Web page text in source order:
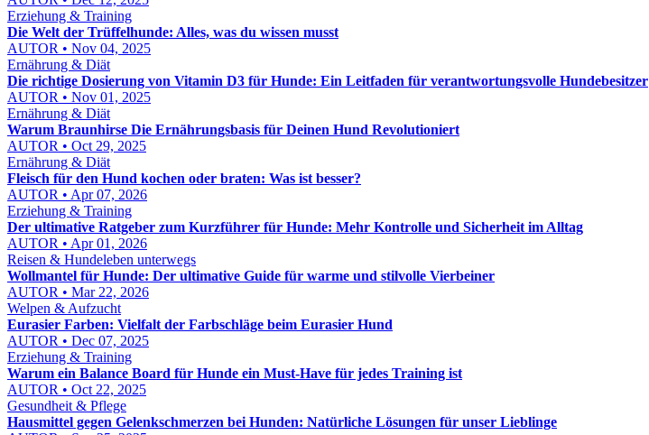
Erziehung & Training
Die Welt der Trüffelhunde: Alles, was du wissen musst
AUTOR • Nov 04, 2025
Ernährung & Diät
Die richtige Dosierung von Vitamin D3 für Hunde: Ein Leitfaden für verantwortungsvolle Hundebesitzer
AUTOR • Nov 01, 2025
Ernährung & Diät
Warum Braunhirse Die Ernährungsbasis für Deinen Hund Revolutioniert
AUTOR • Oct 29, 2025
Ernährung & Diät
Fleisch für den Hund kochen oder braten: Was ist besser?
AUTOR • Apr 07, 2026
Erziehung & Training
Der ultimative Ratgeber zum Kurzführer für Hunde: Mehr Kontrolle und Sicherheit im Alltag
AUTOR • Apr 01, 2026
Reisen & Hundeleben unterwegs
Wollmantel für Hunde: Der ultimative Guide für warme und stilvolle Vierbeiner
AUTOR • Mar 22, 2026
Welpen & Aufzucht
Eurasier Farben: Vielfalt der Farbschläge beim Eurasier Hund
AUTOR • Dec 07, 2025
Erziehung & Training
Warum ein Balance Board für Hunde ein Must-Have für jedes Training ist
AUTOR • Oct 22, 2025
Gesundheit & Pflege
Hausmittel gegen Gelenkschmerzen bei Hunden: Natürliche Lösungen für unser Lieblinge